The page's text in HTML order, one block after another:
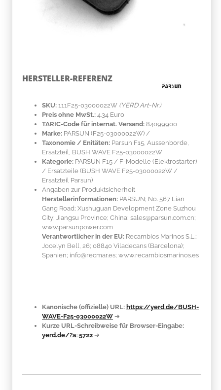
HERSTELLER-REFERENZ
SKU: 111F25-03000022W (YERD Art-Nr.)
Preis ohne MwSt.: 4.34 Euro
TARIC-Code für internat. Versand: 84099900
Marke: PARSUN (F25-03000022W) /
Taxonomie / Enitäten: Parsun F15, Aussenborde,
Ersatzteil, BUSH WAVE F25-03000022W
Kategorie: PARSUN F15 / F-Modelle (Elektrostarter)
/ Ersatzteile (BUSH WAVE F25-03000022W /
Ersatzteil Parsun)
Angaben zur Produktsicherheit
Herstellerinformationen: PARSUN; No. 567 Lian
Gang Road; Xushuguan Development Zone Suzhou
City; Jiangsu Province; China; sales@parsun.com.cn;
www.parsunpower.com
Verantwortlicher in der EU: Recambios Marinos S.L.;
Jocelyn Bell, 26; 08840 Viladecans (Barcelona);
Spanien; info@recmar.es; www.recambiosmarinos.es
Kanonische (offizielle) URL: https://yerd.de/BUSH-
WAVE-F25-03000022W ➔
Kurze URL-Schreibweise für Browser-Eingabe:
yerd.de/?a=5722 ➔